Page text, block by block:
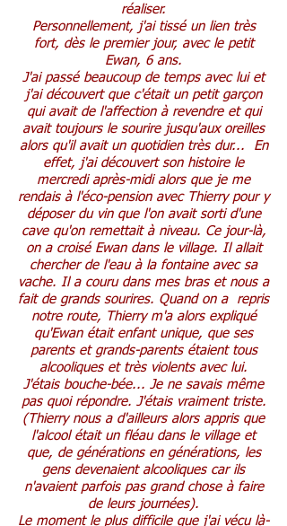
réaliser.
Personnellement, j'ai tissé un lien très
fort, dès le premier jour, avec le petit
Ewan, 6 ans.
J'ai passé beaucoup de temps avec lui et
j'ai découvert que c'était un petit garçon
qui avait de l'affection à revendre et qui
avait toujours le sourire jusqu'aux oreilles
alors qu'il avait un quotidien très dur... En
effet, j'ai découvert son histoire le
mercredi après-midi alors que je me
rendais à l'éco-pension avec Thierry pour y
déposer du vin que l'on avait sorti d'une
cave qu'on remettait à niveau. Ce jour-là,
on a croisé Ewan dans le village. Il allait
chercher de l'eau à la fontaine avec sa
vache. Il a couru dans mes bras et nous a
fait de grands sourires. Quand on a repris
notre route, Thierry m'a alors expliqué
qu'Ewan était enfant unique, que ses
parents et grands-parents étaient tous
alcooliques et très violents avec lui.
J'étais bouche-bée... Je ne savais même
pas quoi répondre. J'étais vraiment triste.
(Thierry nous a d'ailleurs alors appris que
l'alcool était un fléau dans le village et
que, de générations en générations, les
gens devenaient alcooliques car ils
n'avaient parfois pas grand chose à faire
de leurs journées).
Le moment le plus difficile que j'ai vécu là-